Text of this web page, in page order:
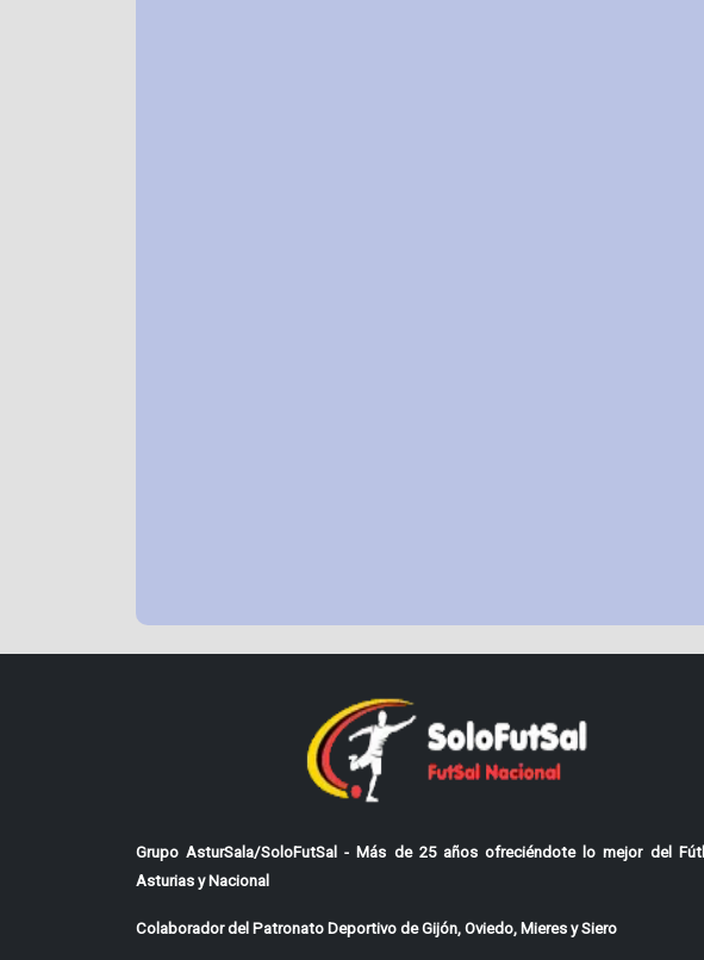
Grupo AsturSala/SoloFutSal - Más de 25 años ofreciéndote lo mejor del
Asturias y Nacional
Colaborador del Patronato Deportivo de Gijón, Oviedo, Mieres y Siero